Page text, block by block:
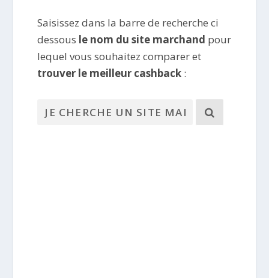
Saisissez dans la barre de recherche ci
dessous le nom du site marchand pour
lequel vous souhaitez comparer et
trouver le meilleur cashback :